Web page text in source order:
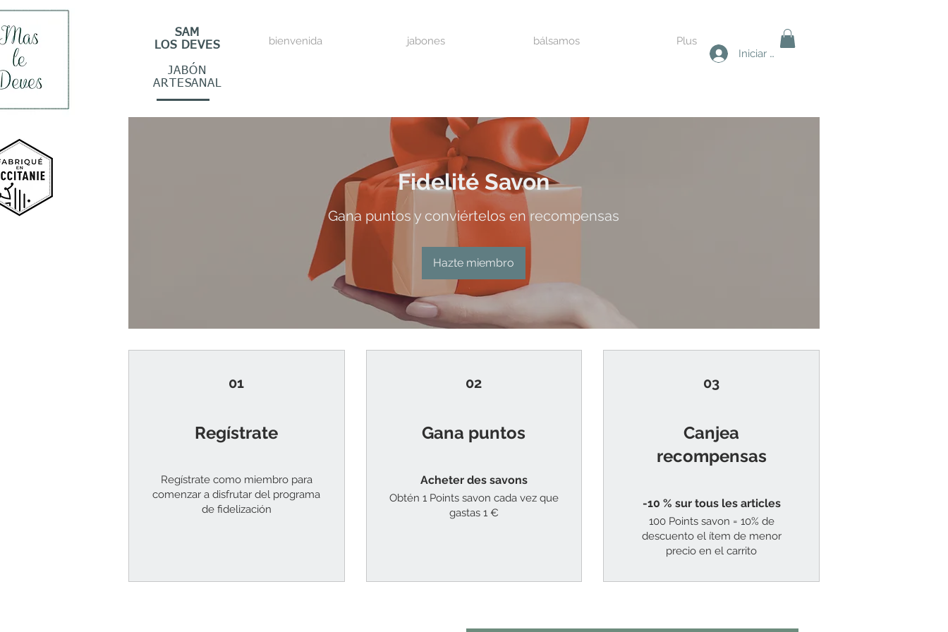
SAM
LOS DEVES
JABÓN
ARTESANAL
bienvenida jabones bálsamos
Plus
Iniciar sesión
Fidelité Savon
Gana puntos y conviértelos en recompensas
Hazte miembro
01
Regístrate
Regístrate como miembro para
comenzar a disfrutar del programa
de fidelización
02
Gana puntos
Acheter des savons
Obtén 1 Points savon cada vez que
gastas 1 €
03
Canjea
recompensas
-10 % sur tous les articles
100 Points savon = 10% de
descuento el ítem de menor
precio en el carrito